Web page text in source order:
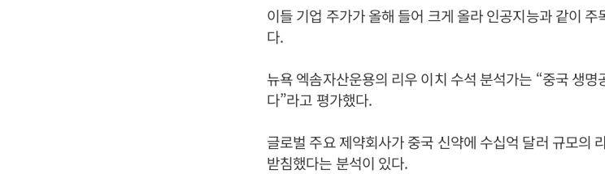
이들 기업 주가가 올해 들어 크게 올라 인공지능과 같이
다.
뉴욕 엑솜자산운용의 리우 이치 수석 분석가는 “중국 생
다”라고 평가했다.
글로벌 주요 제약회사가 중국 신약에 수십억 달러 규모의
받침했다는 분석이 있다.